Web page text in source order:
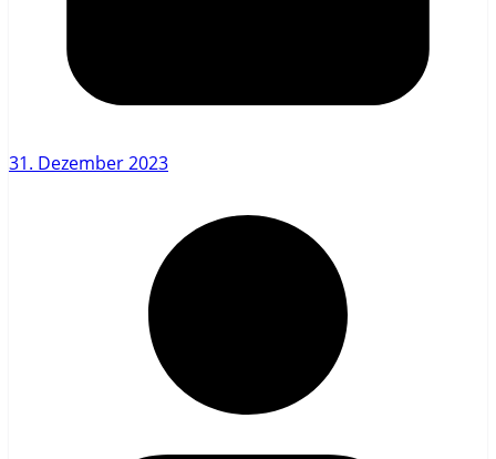
31. Dezember 2023